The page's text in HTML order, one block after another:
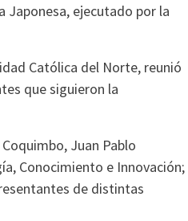
Japonesa, ejecutado por la
Católica del Norte, reunió
que siguieron la
Juan Pablo
Conocimiento e Innovación;
de distintas